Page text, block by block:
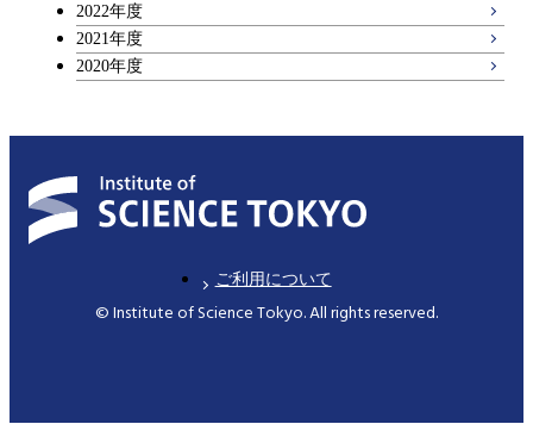
2022年度
2021年度
2020年度
ご利用について
© Institute of Science Tokyo. All rights reserved.